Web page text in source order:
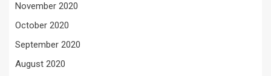
November 2020
October 2020
September 2020
August 2020